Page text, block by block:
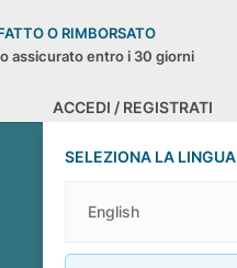
O RIMBORSATO
assicurato entro i 30 giorni
ACCEDI / REGISTRATI
SELEZIONA LA LINGUA
English